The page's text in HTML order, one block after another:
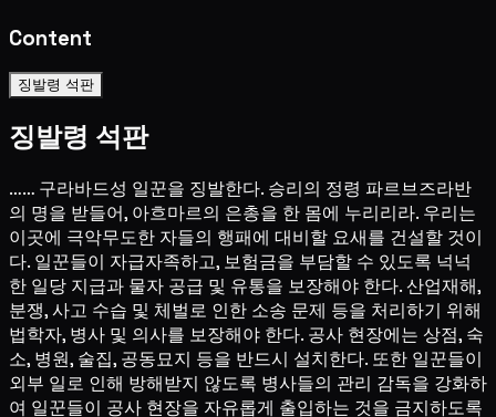
Content
징발령 석판
징발령 석판
…… 구라바드성 일꾼을 징발한다. 승리의 정령 파르브즈라반
의 명을 받들어, 아흐마르의 은총을 한 몸에 누리리라. 우리는
이곳에 극악무도한 자들의 행패에 대비할 요새를 건설할 것이
다. 일꾼들이 자급자족하고, 보험금을 부담할 수 있도록 넉넉
한 일당 지급과 물자 공급 및 유통을 보장해야 한다. 산업재해,
분쟁, 사고 수습 및 체벌로 인한 소송 문제 등을 처리하기 위해
법학자, 병사 및 의사를 보장해야 한다. 공사 현장에는 상점, 숙
소, 병원, 술집, 공동묘지 등을 반드시 설치한다. 또한 일꾼들이
외부 일로 인해 방해받지 않도록 병사들의 관리 감독을 강화하
여 일꾼들이 공사 현장을 자유롭게 출입하는 것을 금지하도록